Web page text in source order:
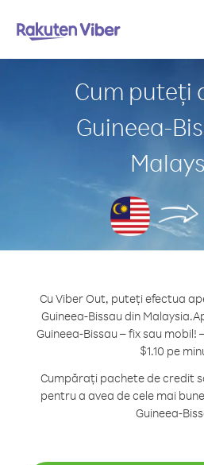
Cum puteți
Guineea-
Cu Viber Out, puteți efectua
Guineea-Bissau din Malaysia.
Guineea-Bissau – fix sau mobil!
$1.10 pe
Cumpărați pachete de credit
pentru a avea de cele mai
Guineea-